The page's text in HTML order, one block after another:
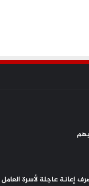
إعانة عاجلة لأسرة